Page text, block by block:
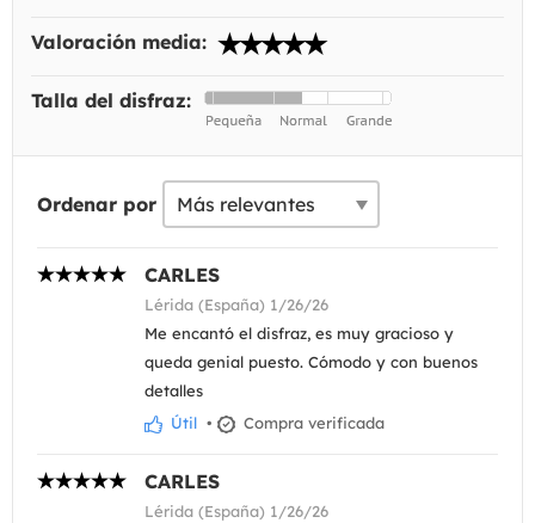
Valoración media:
Talla del disfraz:
Ordenar por
CARLES
Lérida (España) 1/26/26
Me encantó el disfraz, es muy gracioso y
queda genial puesto. Cómodo y con buenos
detalles
Útil • Compra verificada
CARLES
Lérida (España) 1/26/26